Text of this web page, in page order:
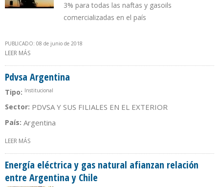
3% para todas las naftas y gasoils
comercializadas en el país
PUBLICADO: 08 de junio de 2018
LEER MÁS
Pdvsa Argentina
Tipo: Institucional
Sector: PDVSA Y SUS FILIALES EN EL EXTERIOR
País: Argentina
LEER MÁS
Energía eléctrica y gas natural afianzan relación
entre Argentina y Chile